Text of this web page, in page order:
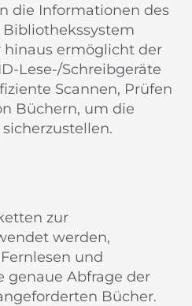
die Informationen des
Bibliothekssystem
ermöglicht der
Lese-/Schreibgeräte
Scannen, Prüfen
Büchern, um die
zur
werden,
und
genaue Abfrage der
Bücher.